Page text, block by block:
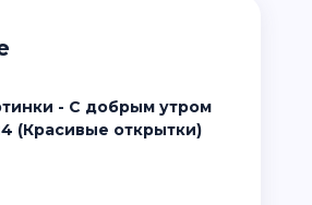
(Красивые открытки)